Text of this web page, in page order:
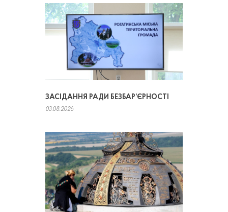
ЗАСІДАННЯ РАДИ БЕЗБАР’ЄРНОСТІ
03.08.2026